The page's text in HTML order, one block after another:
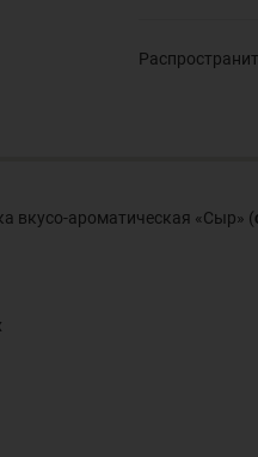
вкусо-ароматическая «Сыр» (